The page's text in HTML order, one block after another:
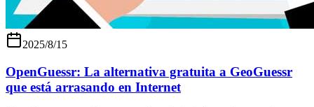
2025/8/15
OpenGuessr: La alternativa gratuita a GeoGuessr
que está arrasando en Internet